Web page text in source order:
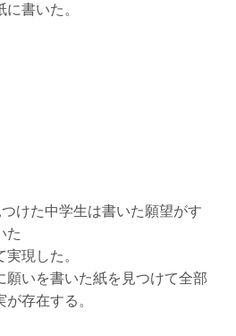
書いた。
けた中学生は書いた願望がす
た
現した。
願いを書いた紙を見つけて全部
存在する。